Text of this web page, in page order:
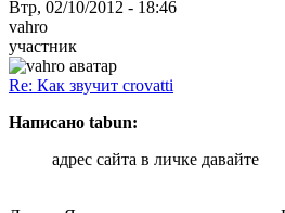
Втр, 02/10/2012 - 18:46
vahro
участник
Re: Как звучит crovatti
Написано tabun:
адрес сайта в личке давайте